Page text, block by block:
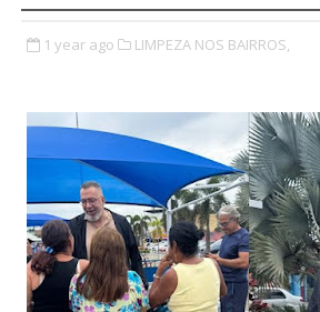
1 year ago LIMPEZA NOS BAIRROS,